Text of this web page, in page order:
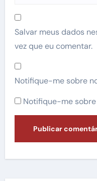
Salvar meus dados
vez que eu comentar.
Notifique-me sobre
Notifique-me